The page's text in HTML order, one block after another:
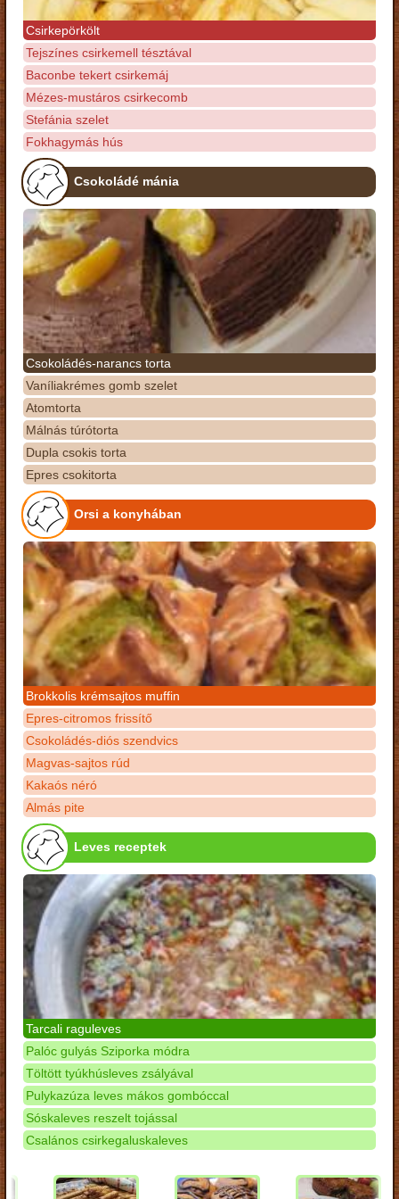
Csirkepörkölt
Tejszínes csirkemell tésztával
Baconbe tekert csirkemáj
Mézes-mustáros csirkecomb
Stefánia szelet
Fokhagymás hús
Csokoládé mánia
Csokoládés-narancs torta
Vaníliakrémes gomb szelet
Atomtorta
Málnás túrótorta
Dupla csokis torta
Epres csokitorta
Orsi a konyhában
Brokkolis krémsajtos muffin
Epres-citromos frissítő
Csokoládés-diós szendvics
Magvas-sajtos rúd
Kakaós néró
Almás pite
Leves receptek
Tarcali raguleves
Palóc gulyás Sziporka módra
Töltött tyúkhúsleves zsályával
Pulykazúza leves mákos gombóccal
Sóskaleves reszelt tojással
Csalános csirkegaluskaleves